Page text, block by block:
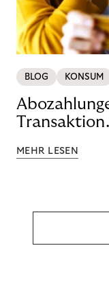
BLOG KONSUM
Transaktion.
MEHR LESEN